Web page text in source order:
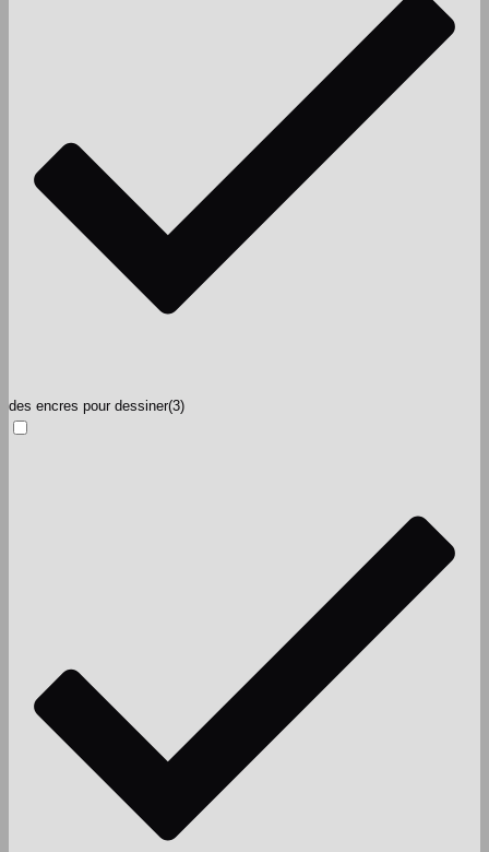
des encres pour dessiner(3)